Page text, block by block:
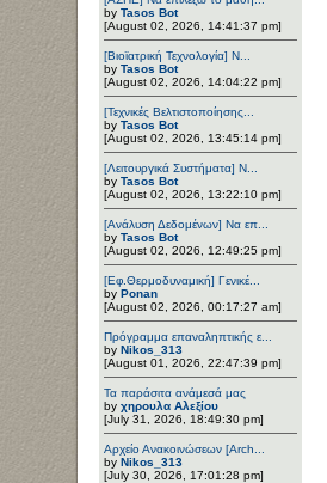
by Tasos Bot
[August 02, 2026, 14:41:37 pm]
[Βιοϊατρική Τεχνολογία] Ν...
by Tasos Bot
[August 02, 2026, 14:04:22 pm]
[Τεχνικές Βελτιστοποίησης...
by Tasos Bot
[August 02, 2026, 13:45:14 pm]
[Λειτουργικά Συστήματα] Ν...
by Tasos Bot
[August 02, 2026, 13:22:10 pm]
[Ανάλυση Δεδομένων] Να επ...
by Tasos Bot
[August 02, 2026, 12:49:25 pm]
[Εφ.Θερμοδυναμική] Γενικέ...
by Ponan
[August 02, 2026, 00:17:27 am]
Πρόγραμμα επαναληπτικής ε...
by Nikos_313
[August 01, 2026, 22:47:39 pm]
Τα παράσιτα ανάμεσά μας
by χηρουλα Αλεξίου
[July 31, 2026, 18:49:30 pm]
Αρχείο Ανακοινώσεων [Arch...
by Nikos_313
[July 30, 2026, 17:01:28 pm]